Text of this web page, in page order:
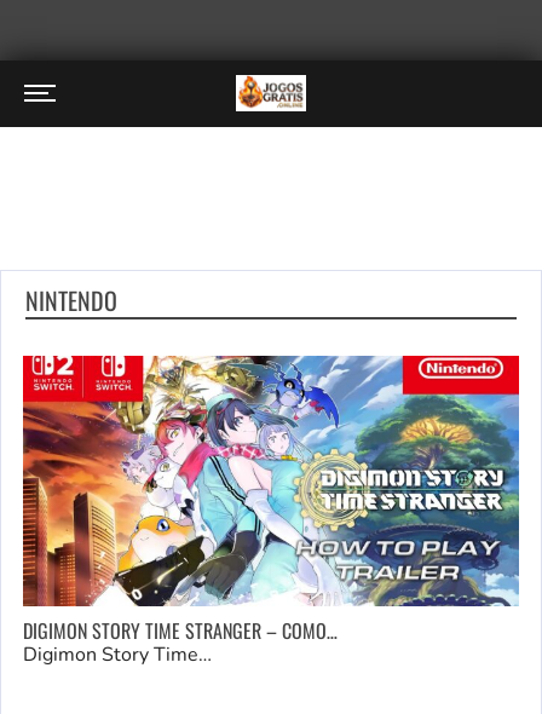
NINTENDO
DIGIMON STORY TIME STRANGER – COMO…
Digimon Story Time…